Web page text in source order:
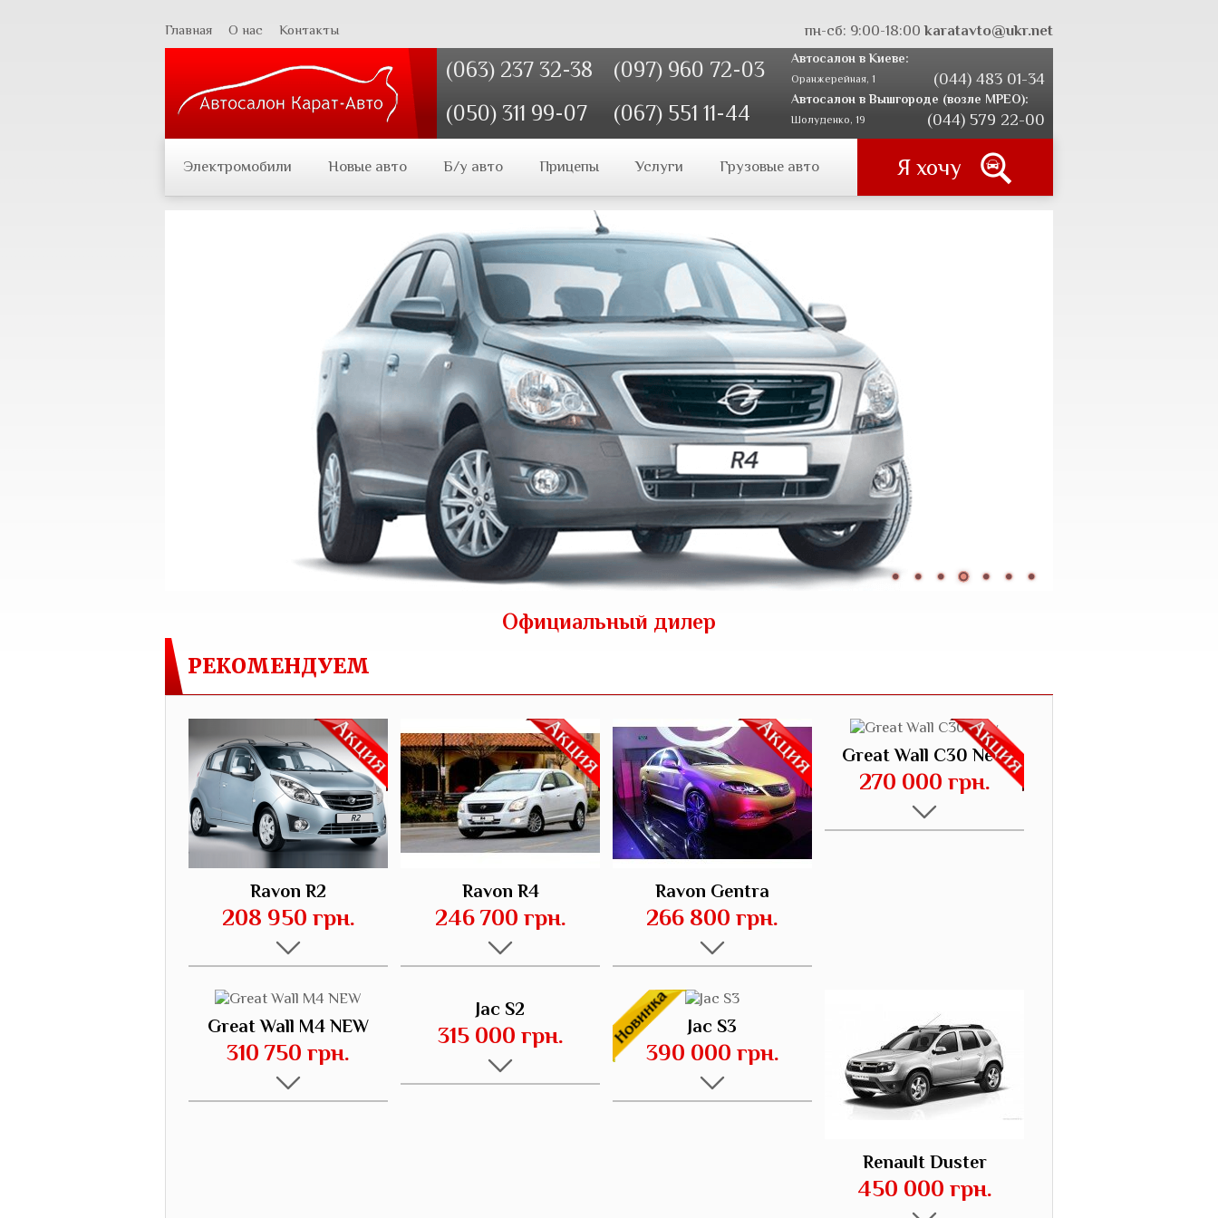
Главная О нас Контакты пн-сб: 9:00-18:00karatavto@ukr.net
(063) 237 32-38
(050) 311 99-07
(097) 960 72-03
(067) 551 11-44
Автосалон в Киеве:
Оранжерейная, 1 (044) 483 01-34
Автосалон в Вышгороде (возле МРЕО):
Шолуденко, 19 (044) 579 22-00
Электромобили Новые авто Б/у авто Прицепы Услуги Грузовые авто Я хочу
Официальный дилер
РЕКОМЕНДУЕМ
Ravon R2
208 950 грн.
Ravon R4
246 700 грн.
Ravon Gentra
266 800 грн.
Great Wall C30 New
270 000 грн.
Great Wall M4 NEW
310 750 грн.
Jac S2
315 000 грн. Jac S3
390 000 грн.
Renault Duster
450 000 грн.